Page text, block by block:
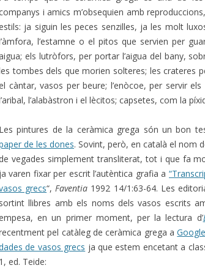
i amics m’obsequien amb
ja siguin les peces senzilles, ja les molt
l’estamne o el pitos que servien per
els lutròfors, per portar l’aigua del bany,
tombes dels que morien solteres; les crateres
càntar, vasos per beure; l’enòcoe, per servir
l’alabàstron i el lècitos; capsetes, com la
Les pintures de la ceràmica grega són un bon
de les dones. Sovint, però, en català el nom
de vegades simplement transliterat, tot i que fa
ja varen fixar per escrit l’autèntica grafia a
grecs“, Faventia 1992 14/1:63-64. Les
sortint llibres amb els noms dels vasos escrits
en un primer moment, per la lectura d’
pel catàleg de ceràmica grega a
de vasos grecs ja que estem encetant a
1, ed. Teide: